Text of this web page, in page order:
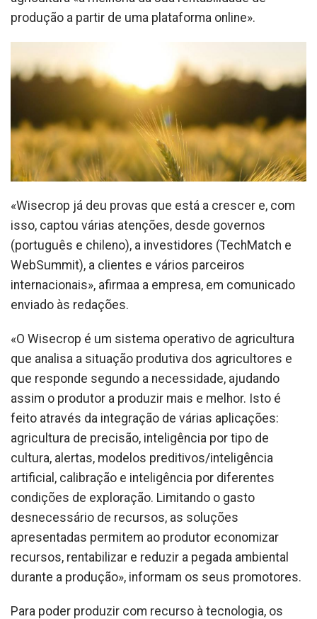
produção a partir de uma plataforma online».
«Wisecrop já deu provas que está a crescer e, com
isso, captou várias atenções, desde governos
(português e chileno), a investidores (TechMatch e
WebSummit), a clientes e vários parceiros
internacionais», afirmaa a empresa, em comunicado
enviado às redações.
«O Wisecrop é um sistema operativo de agricultura
que analisa a situação produtiva dos agricultores e
que responde segundo a necessidade, ajudando
assim o produtor a produzir mais e melhor. Isto é
feito através da integração de várias aplicações:
agricultura de precisão, inteligência por tipo de
cultura, alertas, modelos preditivos/inteligência
artificial, calibração e inteligência por diferentes
condições de exploração. Limitando o gasto
desnecessário de recursos, as soluções
apresentadas permitem ao produtor economizar
recursos, rentabilizar e reduzir a pegada ambiental
durante a produção», informam os seus promotores.
Para poder produzir com recurso à tecnologia, os